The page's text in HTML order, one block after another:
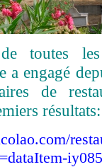
toutes
a engagé
de
résultats: